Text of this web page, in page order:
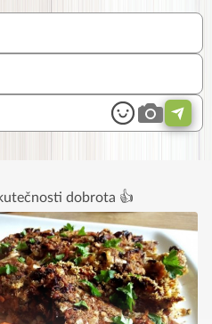
dobrota 👍